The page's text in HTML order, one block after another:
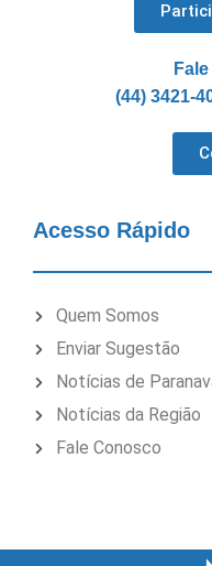
(44) 3421-
Acesso Rápido
Quem Somos
Enviar Sugestão
Notícias de
Notícias da Região
Fale Conosco